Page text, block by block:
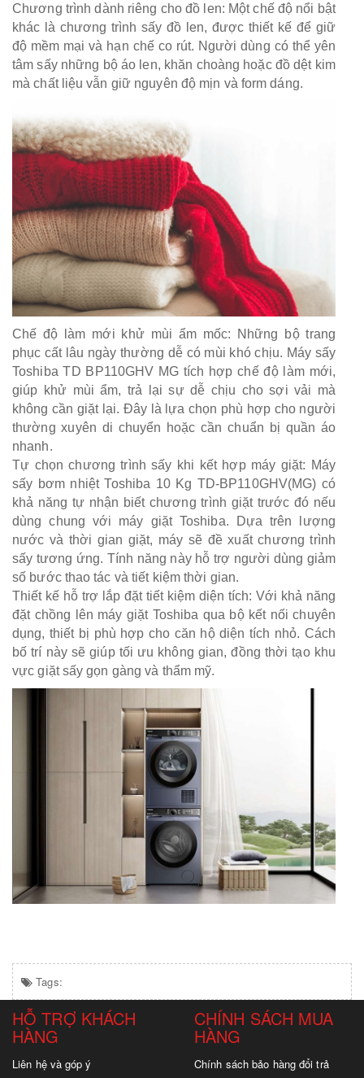
Chương trình dành riêng cho đồ len: Một chế độ nổi bật
khác là chương trình sấy đồ len, được thiết kế để giữ
độ mềm mại và hạn chế co rút. Người dùng có thể yên
tâm sấy những bộ áo len, khăn choàng hoặc đồ dệt kim
mà chất liệu vẫn giữ nguyên độ mịn và form dáng.
Chế độ làm mới khử mùi ẩm mốc: Những bộ trang
phục cất lâu ngày thường dễ có mùi khó chịu. Máy sấy
Toshiba TD BP110GHV MG tích hợp chế độ làm mới,
giúp khử mùi ẩm, trả lại sự dễ chịu cho sợi vải mà
không cần giặt lại. Đây là lựa chọn phù hợp cho người
thường xuyên di chuyển hoặc cần chuẩn bị quần áo
nhanh.
Tự chọn chương trình sấy khi kết hợp máy giặt: Máy
sấy bơm nhiệt Toshiba 10 Kg TD-BP110GHV(MG) có
khả năng tự nhận biết chương trình giặt trước đó nếu
dùng chung với máy giặt Toshiba. Dựa trên lượng
nước và thời gian giặt, máy sẽ đề xuất chương trình
sấy tương ứng. Tính năng này hỗ trợ người dùng giảm
số bước thao tác và tiết kiệm thời gian.
Thiết kế hỗ trợ lắp đặt tiết kiệm diện tích: Với khả năng
đặt chồng lên máy giặt Toshiba qua bộ kết nối chuyên
dụng, thiết bị phù hợp cho căn hộ diện tích nhỏ. Cách
bố trí này sẽ giúp tối ưu không gian, đồng thời tạo khu
vực giặt sấy gọn gàng và thẩm mỹ.
Tags:
HỖ TRỢ KHÁCH
HÀNG
Liên hệ và góp ý
CHÍNH SÁCH MUA
HÀNG
Chính sách bảo hàng đổi trả